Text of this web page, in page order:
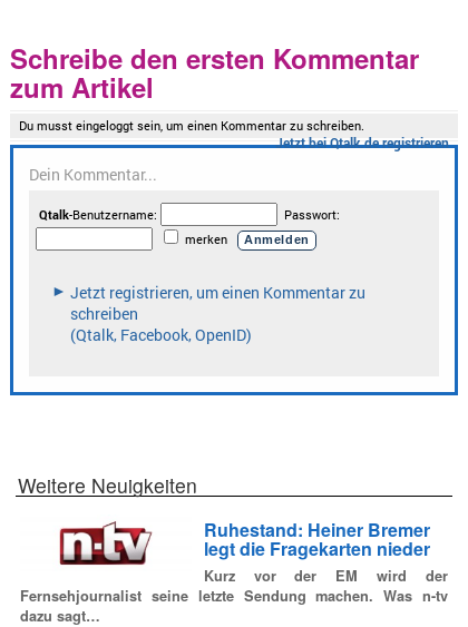
Schreibe den ersten Kommentar
zum Artikel
Weitere Neuigkeiten
Ruhestand: Heiner Bremer
legt die Fragekarten nieder
Kurz vor der EM wird der
Fernsehjournalist seine letzte Sendung machen. Was n-tv
dazu sagt…